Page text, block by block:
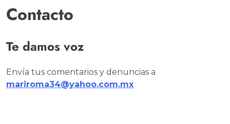
Contacto
Te damos voz
Envía tus comentarios y denuncias a
mariroma34@yahoo.com.mx